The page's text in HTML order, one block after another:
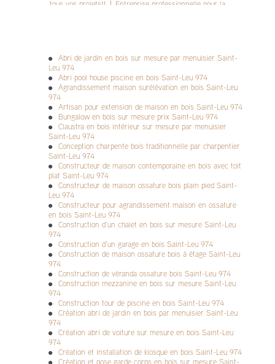
tous vos projets!! | Entreprise professionnelle pour la
professionnelle pour la conception et la construction d'une
maison avec ossature bois sur mesure à l'Étang-Salé
noble pour rénover ou construire, charme naturel, durabilité,
travaux sur mesure, rénovation écologique, architecture bois
Bois noble pour rénover ou construire, charme naturel,
durabilité, travaux sur mesure, rénovation écologique,
architecture
|
Création et construction de maison en ossature
bois à étage ou de plain-pied sur mesure à Saint-Pierre de La
Réunion
| Construire en bois, c'est construire pour durer
Excellence en bois : Éco-construction, Authenticité
réunionnaise |Bois, passion et précision au service de votre
Abri de jardin en bois sur mesure par menuisier Saint-
Leu 974
Abri pool house piscine en bois Saint-Leu 974
Agrandissement maison surélévation en bois Saint-Leu
974
Artisan pour extension de maison en bois Saint-Leu 974
Bungalow en bois sur mesure prix Saint-Leu 974
Claustra en bois intérieur sur mesure par menuisier
Saint-Leu 974
Conception charpente bois traditionnelle par charpentier
Saint-Leu 974
Constructeur de maison contemporaine en bois avec toit
plat Saint-Leu 974
Constructeur de maison ossature bois plain pied Saint-
Leu 974
Constructeur pour agrandissement maison en ossature
en bois Saint-Leu 974
Construction d'un chalet en bois sur mesure Saint-Leu
974
Construction d'un garage en bois Saint-Leu 974
Construction de maison ossature bois à étage Saint-Leu
974
Construction de véranda ossature bois Saint-Leu 974
Construction mezzanine en bois sur mesure Saint-Leu
974
Construction tour de piscine en bois Saint-Leu 974
Création abri de jardin en bois par menuisier Saint-Leu
974
Création abri de voiture sur mesure en bois Saint-Leu
974
Création et installation de kiosque en bois Saint-Leu 974